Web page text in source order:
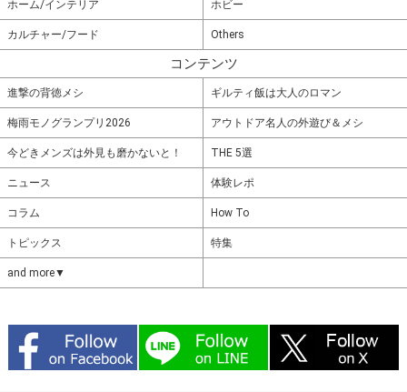
ホーム/インテリア ホビー
カルチャー/フード Others
コンテンツ
進撃の背徳メシ ギルティ飯は大人のロマン
梅雨モノグランプリ2026 アウトドア名人の外遊び＆メシ
今どきメンズは外見も磨かないと！ THE 5選
ニュース 体験レポ
コラム How To
トピックス 特集
and more▼